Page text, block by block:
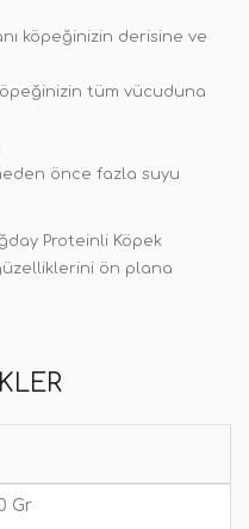
köpeğinizin derisine ve
tüm vücuduna
önce fazla suyu
Proteinli Köpek
ön plana
Gr